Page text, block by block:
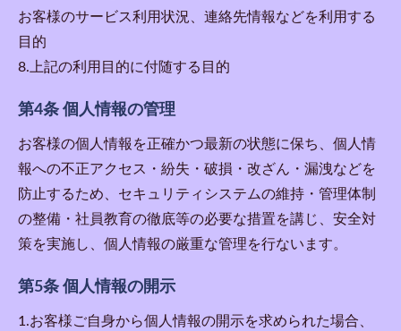
お客様のサービス利用状況、連絡先情報などを利用する
目的
8.上記の利用目的に付随する目的
第4条 個人情報の管理
お客様の個人情報を正確かつ最新の状態に保ち、個人情
報への不正アクセス・紛失・破損・改ざん・漏洩などを
防止するため、セキュリティシステムの維持・管理体制
の整備・社員教育の徹底等の必要な措置を講じ、安全対
策を実施し、個人情報の厳重な管理を行ないます。
第5条 個人情報の開示
1.お客様ご自身から個人情報の開示を求められた場合、